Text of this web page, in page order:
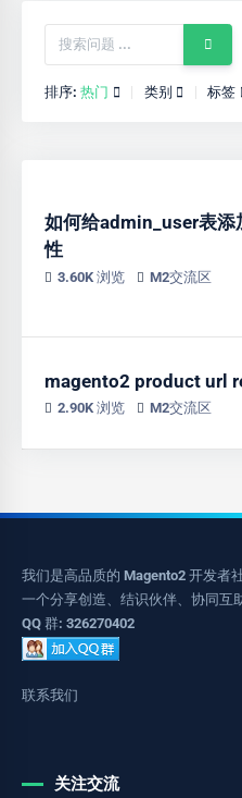
排序: 热门 类别 标签
如何给admin_user表添
性
3.60K 浏览 M2交流区
magento2 product url
2.90K 浏览 M2交流区
我们是高品质的 Magento2 开发者
一个分享创造、结识伙伴、协同互
QQ 群: 326270402
联系我们
关注交流